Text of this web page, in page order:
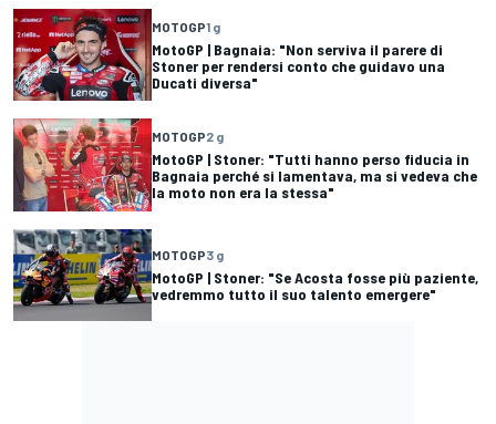
MOTOGP1 g
MotoGP | Bagnaia: "Non serviva il parere di
Stoner per rendersi conto che guidavo una
Ducati diversa"
MOTOGP2 g
MotoGP | Stoner: "Tutti hanno perso fiducia in
Bagnaia perché si lamentava, ma si vedeva che
la moto non era la stessa"
MOTOGP3 g
MotoGP | Stoner: "Se Acosta fosse più paziente,
vedremmo tutto il suo talento emergere"